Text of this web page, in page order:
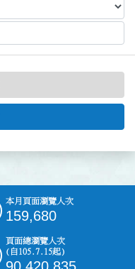
本月頁面瀏覽人次
159,680
頁面總瀏覽人次
(自105.7.15起)